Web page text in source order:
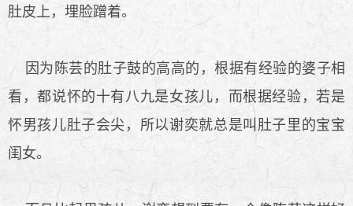
肚皮上，埋脸蹭着。
因为陈芸的肚子鼓的高高的，根据有经验的婆子相
看，都说怀的十有八九是女孩儿，而根据经验，若是
怀男孩儿肚子会尖，所以谢奕就总是叫肚子里的宝宝
闺女。